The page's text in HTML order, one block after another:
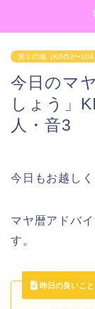
第２の城（KIN53〜104
今日のマ
しょう」
人・音3
今日もお越し
マヤ暦アドバイ
す。
昨日の良いこ